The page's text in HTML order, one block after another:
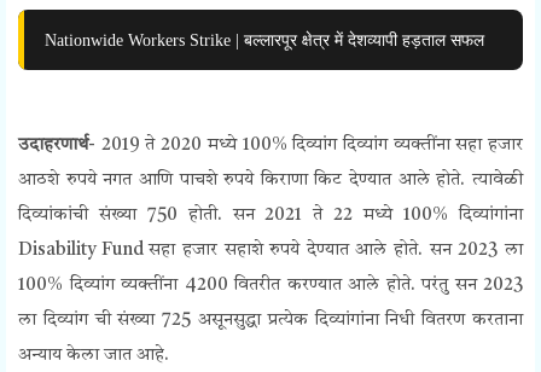
Nationwide Workers Strike | बल्लारपूर क्षेत्र में देशव्यापी हड़ताल सफल
उदाहरणार्थ- 2019 ते 2020 मध्ये 100% दिव्यांग दिव्यांग व्यक्तींना सहा हजार
आठशे रुपये नगत आणि पाचशे रुपये किराणा किट देण्यात आले होते. त्यावेळी
दिव्यांकांची संख्या 750 होती. सन 2021 ते 22 मध्ये 100% दिव्यांगांना
Disability Fund सहा हजार सहाशे रुपये देण्यात आले होते. सन 2023 ला
100% दिव्यांग व्यक्तींना 4200 वितरीत करण्यात आले होते. परंतु सन 2023
ला दिव्यांग ची संख्या 725 असूनसुद्धा प्रत्येक दिव्यांगांना निधी वितरण करताना
अन्याय केला जात आहे.